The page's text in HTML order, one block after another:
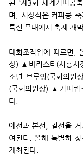
된 ‘제 3회 세계커피콩축
며
시상식은 커피콩
특설 무대에서 축제 개
대회조직위에 따르면
상) ▲바리스타(시흥시
소년 브루잉(국회의원상
(국회의원상) ▲커피퀴
다
예선과 본선 결선을 거
여된다 .올해 특별히 청
개최된다